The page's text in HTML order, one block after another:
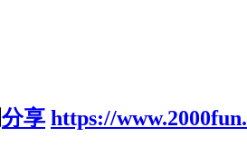
分享 https://